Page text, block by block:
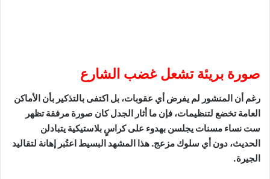
صورة بريئة تشعل غضب الشارع
رغم أن المنشور لم يفرض أي عقوبات، بل اكتفى بالتذكير بأن الأماكن
العامة تخضع لتنظيمات، فإن ما أثار الجدل كان صورة مرفقة تظهر
ست نساء مسنات يجلسن بهدوء على كراسٍ بلاستيكية يتبادلن
الحديث، دون أي سلوك مزعج. هذا المشهد البسيط اعتُبر إهانة لتقاليد
الجيرة.